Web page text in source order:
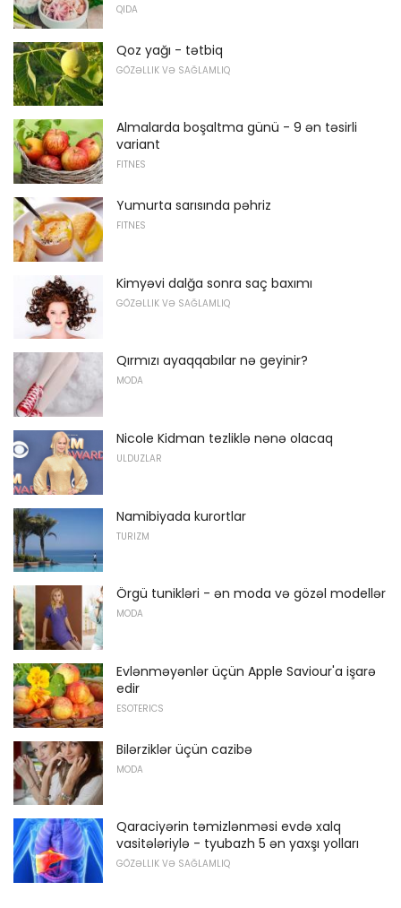
QIDA
Qoz yağı - tətbiq
GÖZƏLLIK VƏ SAĞLAMLIQ
Almalarda boşaltma günü - 9 ən təsirli
variant
FITNES
Yumurta sarısında pəhriz
FITNES
Kimyəvi dalğa sonra saç baxımı
GÖZƏLLIK VƏ SAĞLAMLIQ
Qırmızı ayaqqabılar nə geyinir?
MODA
Nicole Kidman tezliklə nənə olacaq
ULDUZLAR
Namibiyada kurortlar
TURIZM
Örgü tunikləri - ən moda və gözəl modellər
MODA
Evlənməyənlər üçün Apple Saviour'a işarə
edir
ESOTERICS
Bilərziklər üçün cazibə
MODA
Qaraciyərin təmizlənməsi evdə xalq
vasitələriylə - tyubazh 5 ən yaxşı yolları
GÖZƏLLIK VƏ SAĞLAMLIQ